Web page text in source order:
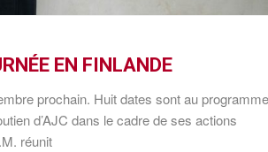
EN FINLANDE
prochain. Huit dates sont au
d’AJC dans le cadre de ses actions
réunit